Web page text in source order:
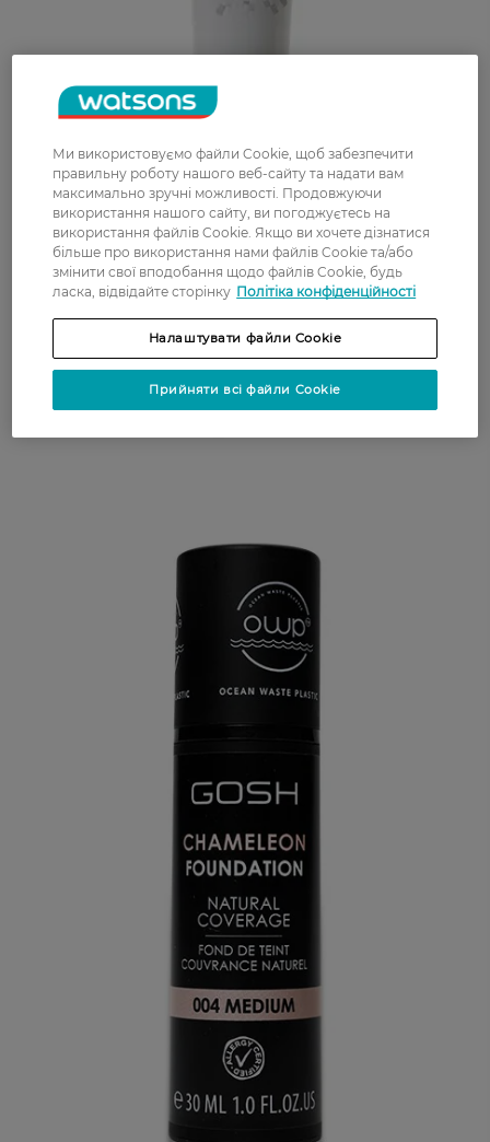
Ми використовуємо файли Cookie, щоб забезпечити
правильну роботу нашого веб-сайту та надати вам
максимально зручні можливості. Продовжуючи
використання нашого сайту, ви погоджуєтесь на
використання файлів Cookie. Якщо ви хочете дізнатися
більше про використання нами файлів Cookie та/або
змінити свої вподобання щодо файлів Cookie, будь
ласка, відвідайте сторінку Політіка конфіденційності
Налаштувати файли Cookie
Прийняти всі файли Cookie